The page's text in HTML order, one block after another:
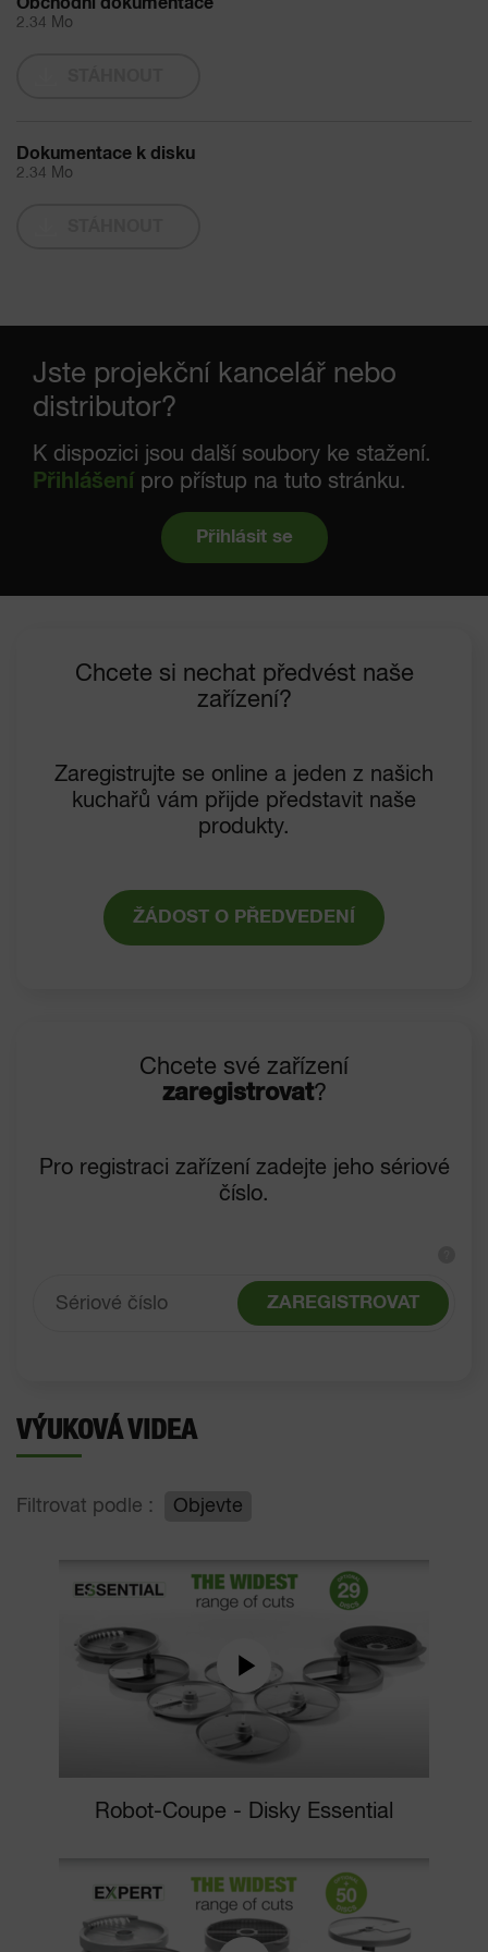
2.34 Mo
Dokumentace k disku
2.34 Mo
Jste projekční kancelář nebo
distributor?
K dispozici jsou další soubory ke stažení.
Přihlášení pro přístup na tuto stránku.
Přihlásit se
Chcete si nechat předvést naše
zařízení?
Zaregistrujte se online a jeden z našich
kuchařů vám přijde představit naše
produkty.
ŽÁDOST O PŘEDVEDENÍ
Chcete své zařízení
zaregistrovat?
Pro registraci zařízení zadejte jeho sériové
číslo.
ZAREGISTROVAT
VÝUKOVÁ VIDEA
Filtrovat podle : Objevte
Robot-Coupe - Disky Essential